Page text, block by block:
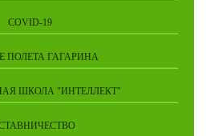
COVID-19
ПОЛЕТА ГАГАРИНА
ШКОЛА "ИНТЕЛЛЕКТ"